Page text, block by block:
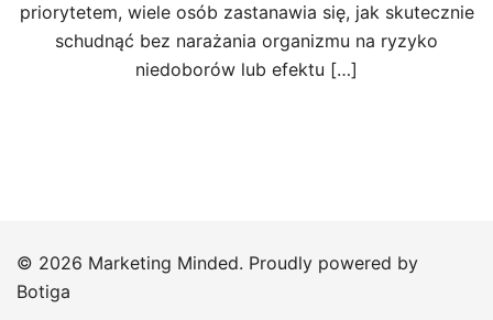
priorytetem, wiele osób zastanawia się, jak skutecznie
schudnąć bez narażania organizmu na ryzyko
niedoborów lub efektu […]
© 2026 Marketing Minded. Proudly powered by
Botiga